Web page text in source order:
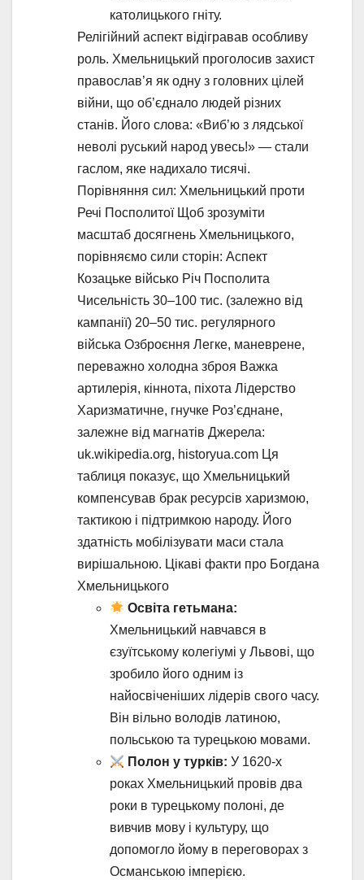
католицького гніту.
Релігійний аспект відігравав особливу
роль. Хмельницький проголосив захист
православ’я як одну з головних цілей
війни, що об’єднало людей різних
станів. Його слова: «Виб’ю з лядської
неволі руський народ увесь!» — стали
гаслом, яке надихало тисячі.
Порівняння сил: Хмельницький проти
Речі Посполитої Щоб зрозуміти
масштаб досягнень Хмельницького,
порівняємо сили сторін: Аспект
Козацьке військо Річ Посполита
Чисельність 30–100 тис. (залежно від
кампанії) 20–50 тис. регулярного
війська Озброєння Легке, маневрене,
переважно холодна зброя Важка
артилерія, кіннота, піхота Лідерство
Харизматичне, гнучке Роз’єднане,
залежне від магнатів Джерела:
uk.wikipedia.org, historyua.com Ця
таблиця показує, що Хмельницький
компенсував брак ресурсів харизмою,
тактикою і підтримкою народу. Його
здатність мобілізувати маси стала
вирішальною. Цікаві факти про Богдана
Хмельницького
Освіта гетьмана:
Хмельницький навчався в
єзуїтському колегіумі у Львові, що
зробило його одним із
найосвіченіших лідерів свого часу.
Він вільно володів латиною,
польською та турецькою мовами.
Полон у турків: У 1620-х
роках Хмельницький провів два
роки в турецькому полоні, де
вивчив мову і культуру, що
допомогло йому в переговорах з
Османською імперією.